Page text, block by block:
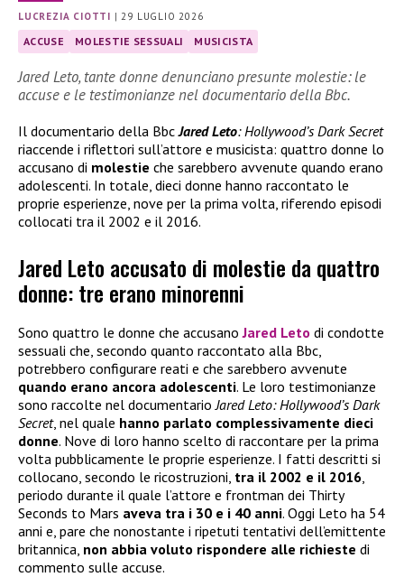
LUCREZIA CIOTTI | 29 LUGLIO 2026
ACCUSE MOLESTIE SESSUALI MUSICISTA
Jared Leto, tante donne denunciano presunte molestie: le
accuse e le testimonianze nel documentario della Bbc.
Il documentario della BbcJared Leto: Hollywood’s Dark Secret
riaccende i riflettori sull’attore e musicista: quattro donne lo
accusano di molestie che sarebbero avvenute quando erano
adolescenti. In totale, dieci donne hanno raccontato le
proprie esperienze, nove per la prima volta, riferendo episodi
collocati tra il 2002 e il 2016.
Jared Leto accusato di molestie da quattro
donne: tre erano minorenni
Sono quattro le donne che accusanoJared Leto di condotte
sessuali che, secondo quanto raccontato alla Bbc,
potrebbero configurare reati e che sarebbero avvenute
quando erano ancora adolescenti. Le loro testimonianze
sono raccolte nel documentario Jared Leto: Hollywood’s Dark
Secret, nel quale hanno parlato complessivamente dieci
donne. Nove di loro hanno scelto di raccontare per la prima
volta pubblicamente le proprie esperienze. I fatti descritti si
collocano, secondo le ricostruzioni, tra il 2002 e il 2016
periodo durante il quale l’attore e frontman dei Thirty
Seconds to Mars aveva tra i 30 e i 40 anni. Oggi Leto ha 54
anni e, pare che nonostante i ripetuti tentativi dell’emittente
britannica, non abbia voluto rispondere alle richieste di
commento sulle accuse.